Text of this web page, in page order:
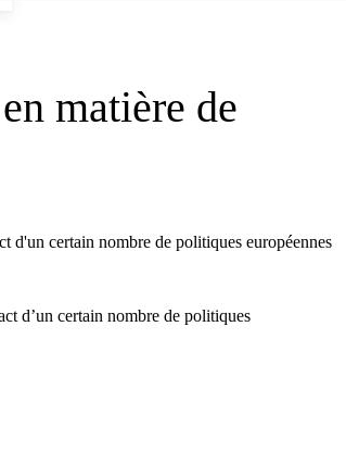
matière de
d'un certain nombre de politiques européennes
d’un certain nombre de politiques